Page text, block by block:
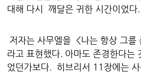
대해 다시 깨달은 귀한 시간이었다.
저자는 사무엘을 <나는 항상 그를
라고 표현했다. 아마도 존경한다는
었던가보다. 히브리서 11장에는